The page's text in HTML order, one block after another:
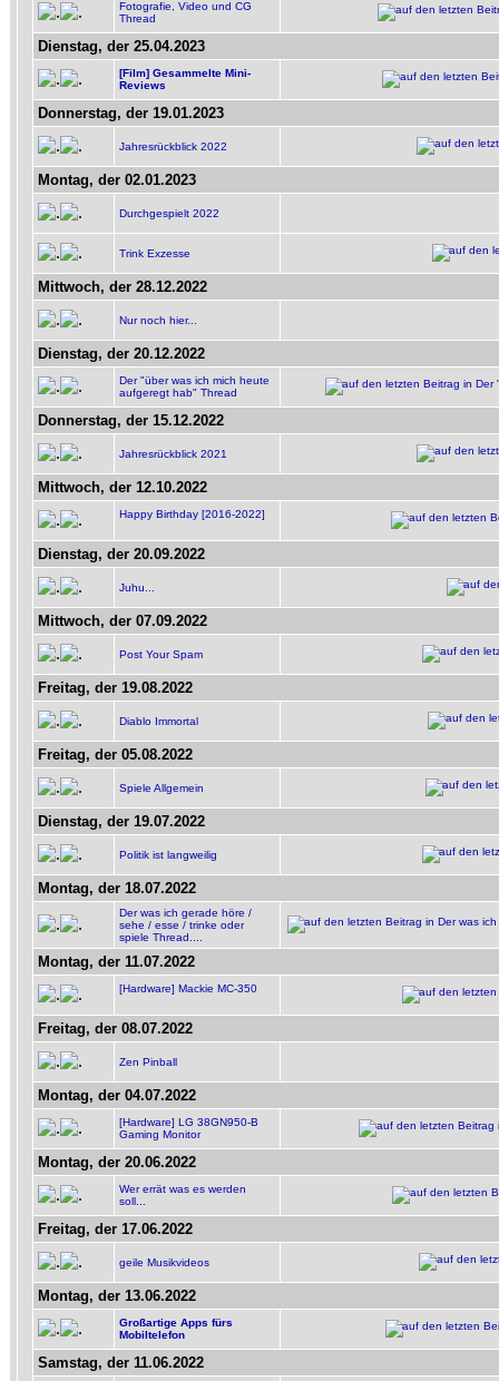
Fotografie, Video und CG
Thread
Dienstag, der 25.04.2023
[Film] Gesammelte Mini-
Reviews
Donnerstag, der 19.01.2023
Jahresrückblick 2022
Montag, der 02.01.2023
Durchgespielt 2022
Trink Exzesse
Mittwoch, der 28.12.2022
Nur noch hier...
Dienstag, der 20.12.2022
Der "über was ich mich heute
aufgeregt hab" Thread
Donnerstag, der 15.12.2022
Jahresrückblick 2021
Mittwoch, der 12.10.2022
Happy Birthday [2016-2022]
Dienstag, der 20.09.2022
Juhu...
Mittwoch, der 07.09.2022
Post Your Spam
Freitag, der 19.08.2022
Diablo Immortal
Freitag, der 05.08.2022
Spiele Allgemein
Dienstag, der 19.07.2022
Politik ist langweilig
Montag, der 18.07.2022
Der was ich gerade höre /
sehe / esse / trinke oder
spiele Thread....
Montag, der 11.07.2022
[Hardware] Mackie MC-350
Freitag, der 08.07.2022
Zen Pinball
Montag, der 04.07.2022
[Hardware] LG 38GN950-B
Gaming Monitor
Montag, der 20.06.2022
Wer errät was es werden
soll...
Freitag, der 17.06.2022
geile Musikvideos
Montag, der 13.06.2022
Großartige Apps fürs
Mobiltelefon
Samstag, der 11.06.2022